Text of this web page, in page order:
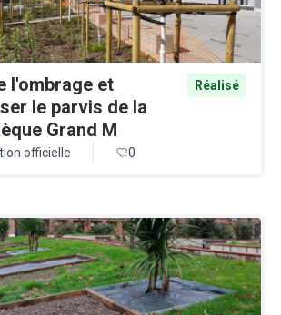
l'ombrage et
le parvis de la
Grand M
Réalisé
officielle 0